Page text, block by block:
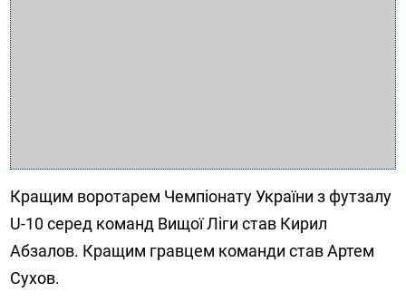
Кращим воротарем Чемпіонату України з футзалу
U-10 серед команд Вищої Ліги став Кирил
Абзалов. Кращим гравцем команди став Артем
Сухов.